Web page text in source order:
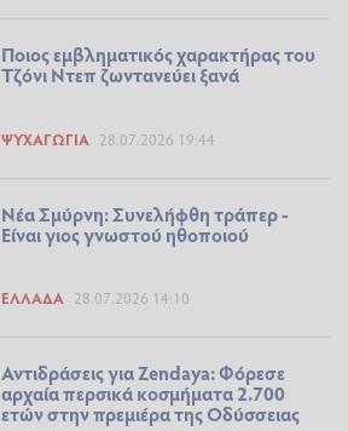
Ποιος εμβληματικός χαρακτήρας του
Τζόνι Ντεπ ζωντανεύει ξανά
ΨΥΧΑΓΩΓΊΑ 28.07.2026 19:44
Νέα Σμύρνη: Συνελήφθη τράπερ -
Είναι γιος γνωστού ηθοποιού
ΕΛΛΆΔΑ 28.07.2026 14:10
Αντιδράσεις για Zendaya: Φόρεσε
αρχαία περσικά κοσμήματα 2.700
ετών στην πρεμιέρα της Οδύσσειας